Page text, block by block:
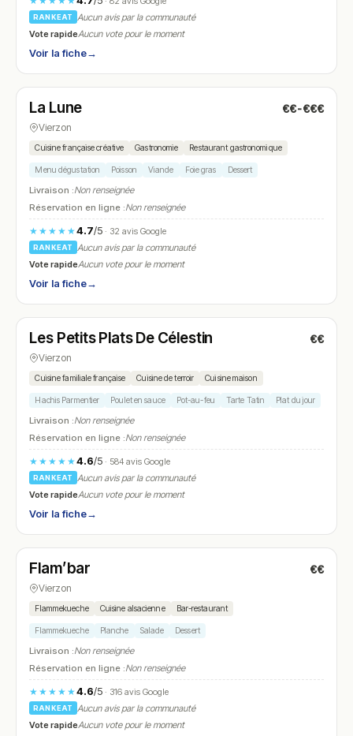
RANKEAT
Aucun avis par la communauté
Vote rapideAucun vote pour le moment
Voir la fiche→
N° 13
La Lune €€-€€€
Vierzon
Cuisine française créative Gastronomie Restaurant gastronomique
Menu dégustation Poisson Viande Foie gras Dessert
Livraison :Non renseignée
Réservation en ligne :Non renseignée
★★★★★4.7/5· 32 avis Google
RANKEAT
Aucun avis par la communauté
Vote rapideAucun vote pour le moment
Voir la fiche→
N° 14
Les Petits Plats De Célestin €€
Vierzon
Cuisine familiale française Cuisine de terroir Cuisine maison
Hachis Parmentier Poulet en sauce Pot-au-feu Tarte Tatin Plat du jour
Livraison :Non renseignée
Réservation en ligne :Non renseignée
★★★★★4.6/5· 584 avis Google
RANKEAT
Aucun avis par la communauté
Vote rapideAucun vote pour le moment
Voir la fiche→
N° 15
Flam’bar €€
Vierzon
Flammekueche Cuisine alsacienne Bar-restaurant
Flammekueche Planche Salade Dessert
Livraison :Non renseignée
Réservation en ligne :Non renseignée
★★★★★4.6/5· 316 avis Google
RANKEAT
Aucun avis par la communauté
Vote rapideAucun vote pour le moment